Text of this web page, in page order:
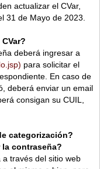
actualizar el CVar,
31 de Mayo de 2023.
deberá ingresar a
para solicitar el
En caso de
deberá enviar un email
consigan su CUIL,
categorización?
contraseña?
través del sitio web